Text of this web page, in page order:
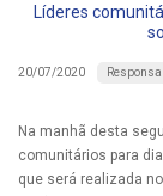
Líderes
20/07/2020
Na manhã desta
comunitários para
que será realizada